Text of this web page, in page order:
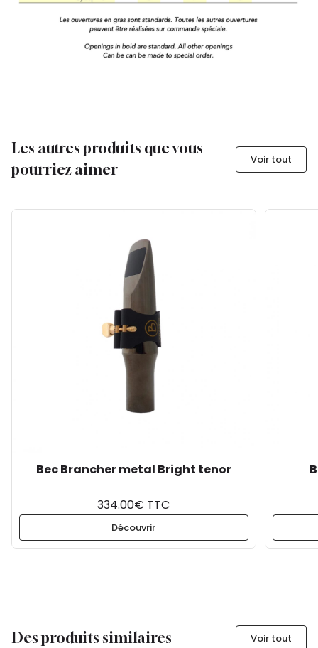
Les autres produits que vous
pourriez aimer
Voir tout
Bec Brancher metal Bright tenor
334.00€ TTC
Découvrir
Des produits similaires Voir tout